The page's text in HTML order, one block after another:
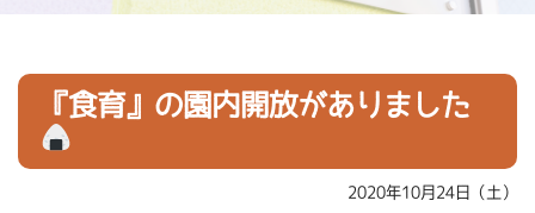
『食育』の園内開放がありました
2020年10月24日（土）